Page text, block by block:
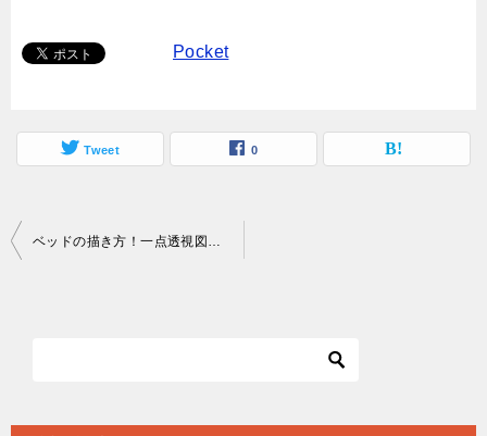
Pocket
Tweet 0
投
ベッドの描き方！一点透視図法（パース）で描くには？